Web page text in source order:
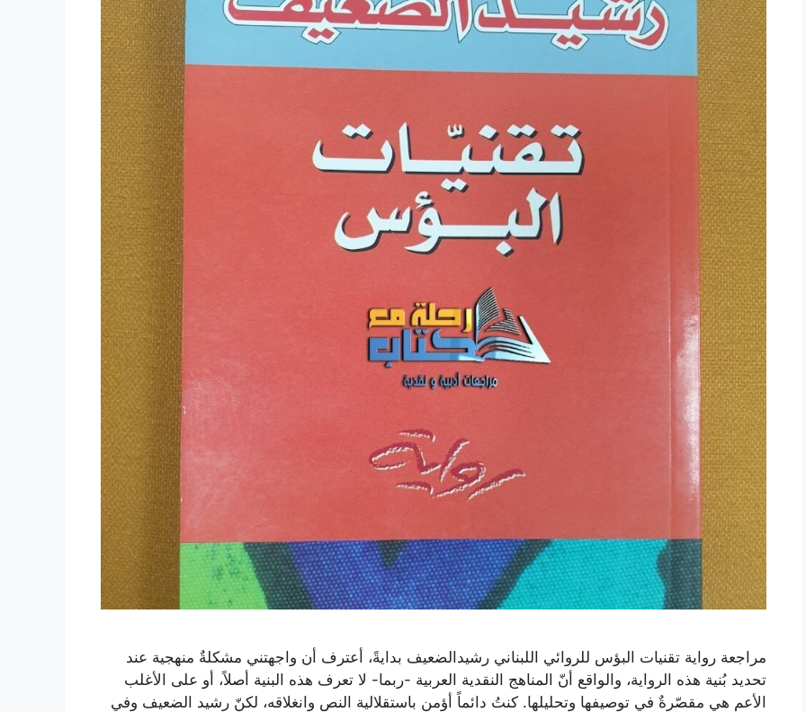
مراجعة رواية تقنيات البؤس للروائي اللبناني رشيدالضعيف بدايةً، أعترف أن واجهتني مشكلةٌ منهجية عند
تحديد بُنية هذه الرواية، والواقع أنّ المناهج النقدية العربية -ربما- لا تعرف هذه البنية أصلاً، أو على الأغلب
الأعم هي مقصّرةٌ في توصيفها وتحليلها. كنتُ دائماً أؤمن باستقلالية النص وانغلاقه، لكنّ رشيد الضعيف وفي